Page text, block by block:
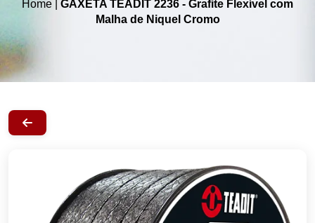
Home
GAXETA TEADIT 2236 - Grafite Flexível com
Malha de Niquel Cromo